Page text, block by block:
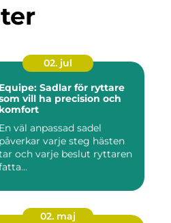
02. jul
Equipe: Sadlar för ryttare
vill ha precision och
komfort
En väl anpassad sadel
påverkar varje steg hästen
och varje beslut ryttaren
02. maj